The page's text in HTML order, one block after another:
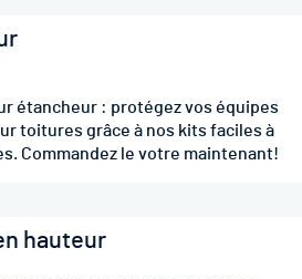
étancheur : protégez vos équipes
toitures grâce à nos kits faciles à
Commandez le votre maintenant!
hauteur